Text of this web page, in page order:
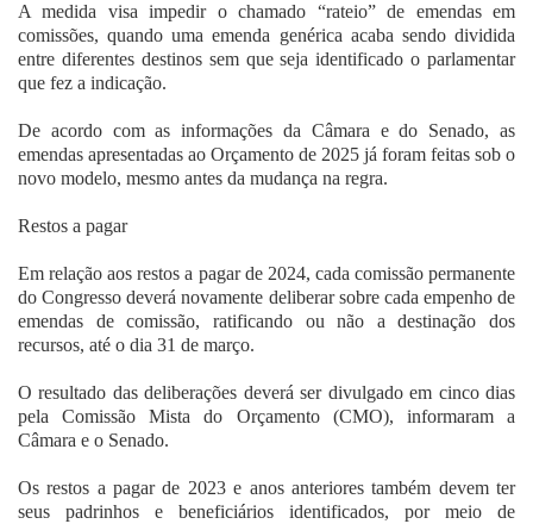
A medida visa impedir o chamado “rateio” de emendas em
comissões, quando uma emenda genérica acaba sendo dividida
entre diferentes destinos sem que seja identificado o parlamentar
que fez a indicação.
De acordo com as informações da Câmara e do Senado, as
emendas apresentadas ao Orçamento de 2025 já foram feitas sob o
novo modelo, mesmo antes da mudança na regra.
Restos a pagar
Em relação aos restos a pagar de 2024, cada comissão permanente
do Congresso deverá novamente deliberar sobre cada empenho de
emendas de comissão, ratificando ou não a destinação dos
recursos, até o dia 31 de março.
O resultado das deliberações deverá ser divulgado em cinco dias
pela Comissão Mista do Orçamento (CMO), informaram a
Câmara e o Senado.
Os restos a pagar de 2023 e anos anteriores também devem ter
seus padrinhos e beneficiários identificados, por meio de